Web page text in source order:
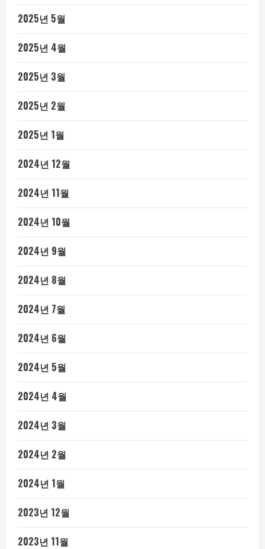
2025년 5월
2025년 4월
2025년 3월
2025년 2월
2025년 1월
2024년 12월
2024년 11월
2024년 10월
2024년 9월
2024년 8월
2024년 7월
2024년 6월
2024년 5월
2024년 4월
2024년 3월
2024년 2월
2024년 1월
2023년 12월
2023년 11월